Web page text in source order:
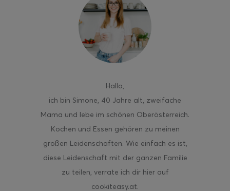
Hallo
ich bin Simone, 40 Jahre alt, zweifache
Mama und lebe im schönen Oberösterreich.
Kochen und Essen gehören zu meinen
großen Leidenschaften. Wie einfach es ist,
diese Leidenschaft mit der ganzen Familie
zu teilen, verrate ich dir hier auf
cookiteasy.at.